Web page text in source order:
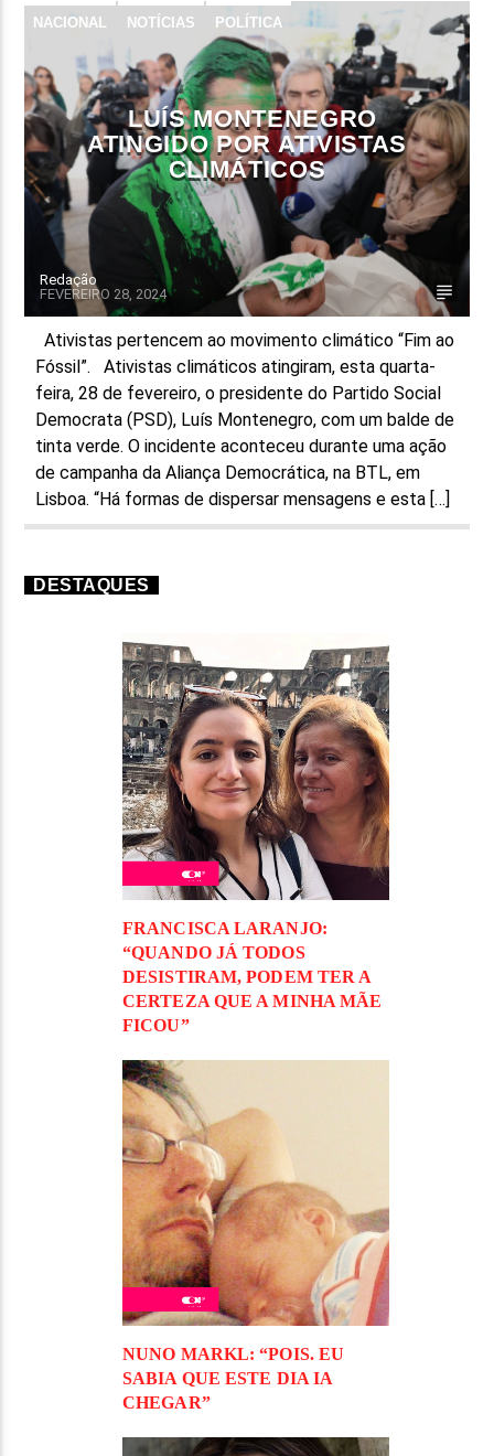
NACIONAL NOTÍCIAS POLÍTICA
LUÍS MONTENEGRO
ATINGIDO POR ATIVISTAS
CLIMÁTICOS
Redação
FEVEREIRO 28, 2024
Ativistas pertencem ao movimento climático “Fim ao
Fóssil”. Ativistas climáticos atingiram, esta quarta-
feira, 28 de fevereiro, o presidente do Partido Social
Democrata (PSD), Luís Montenegro, com um balde de
tinta verde. O incidente aconteceu durante uma ação
de campanha da Aliança Democrática, na BTL, em
Lisboa. “Há formas de dispersar mensagens e esta […]
DESTAQUES
FRANCISCA LARANJO:
“QUANDO JÁ TODOS
DESISTIRAM, PODEM TER A
CERTEZA QUE A MINHA MÃE
FICOU”
NUNO MARKL: “POIS. EU
SABIA QUE ESTE DIA IA
CHEGAR”